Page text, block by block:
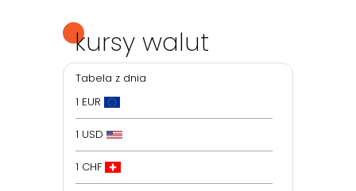
kursy walut
Tabela z dnia
1 EUR
1 USD
1 CHF